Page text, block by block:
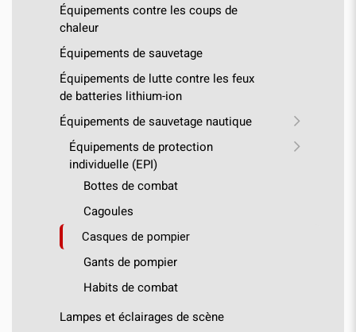
Équipements contre les coups de
chaleur
Équipements de sauvetage
Équipements de lutte contre les feux
de batteries lithium-ion
Équipements de sauvetage nautique
Équipements de protection
individuelle (EPI)
Bottes de combat
Cagoules
Casques de pompier
Gants de pompier
Habits de combat
Lampes et éclairages de scène